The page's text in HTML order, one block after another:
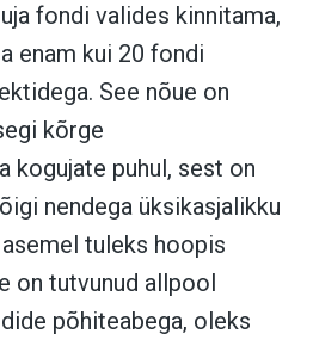
fondi valides kinnitama,
enam kui 20 fondi
See nõue on
kõrge
kogujate puhul, sest on
nendega üksikasjalikku
tuleks hoopis
on tutvunud allpool
põhiteabega, oleks